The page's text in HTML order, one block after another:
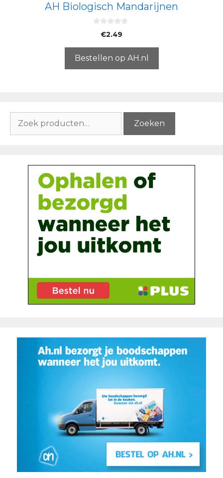
AH Biologisch Mandarijnen
5
€2.49
Bestellen op AH.nl
naar:
Zoeken